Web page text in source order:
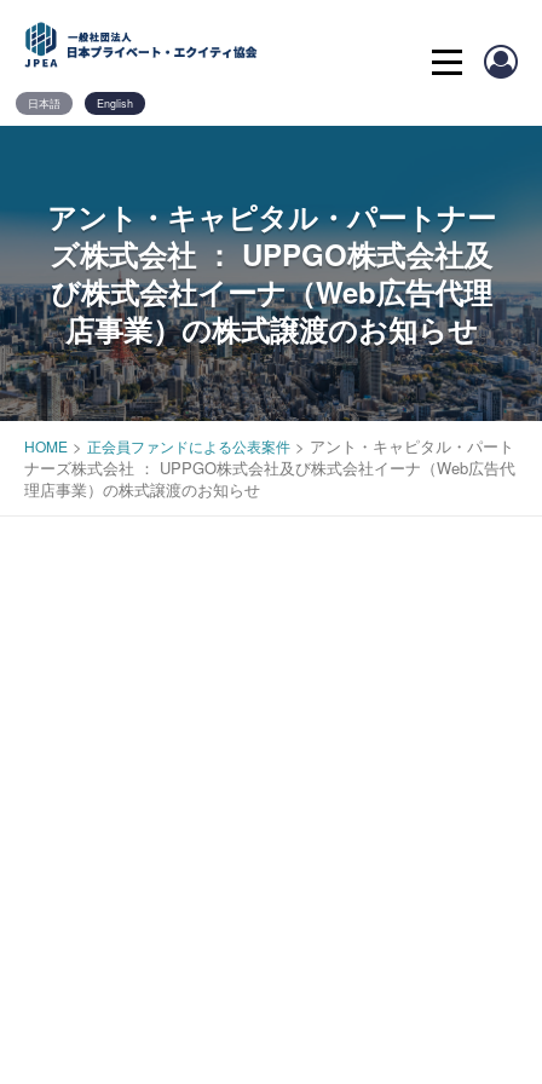
content
日本語 English
アント・キャピタル・パートナー
ズ株式会社 ： UPPGO株式会社及
び株式会社イーナ（Web広告代理
店事業）の株式譲渡のお知らせ
HOME > 正会員ファンドによる公表案件 > アント・キャピタル・パート
ナーズ株式会社 ： UPPGO株式会社及び株式会社イーナ（Web広告代
理店事業）の株式譲渡のお知らせ